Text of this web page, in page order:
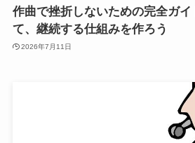
作曲で挫折しないための完全ガ
て、継続する仕組みを作ろう
2026年7月11日